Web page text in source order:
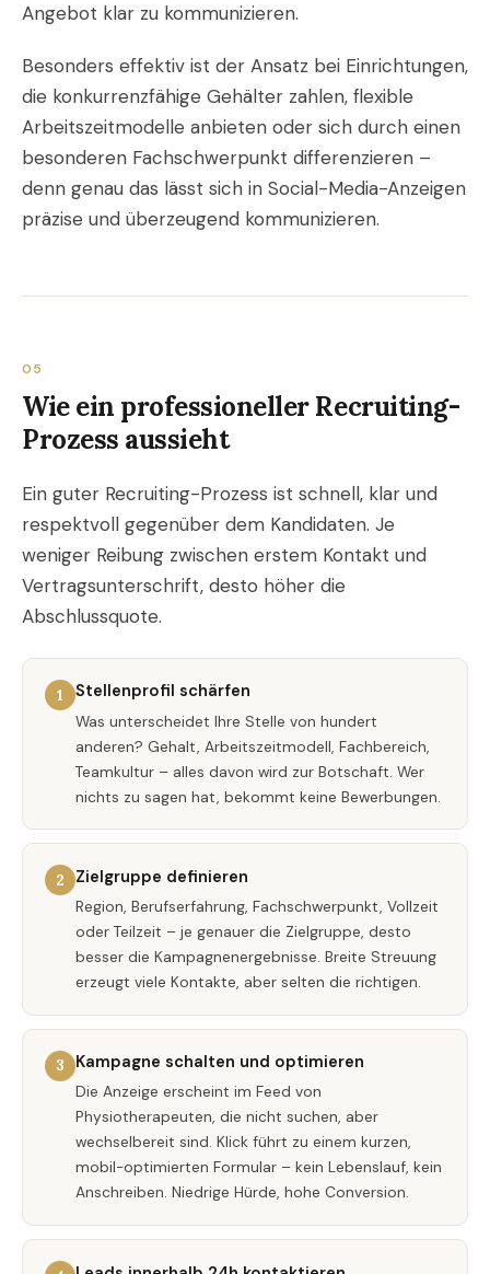
Angebot klar zu kommunizieren.
Besonders effektiv ist der Ansatz bei Einrichtungen,
die konkurrenzfähige Gehälter zahlen, flexible
Arbeitszeitmodelle anbieten oder sich durch einen
besonderen Fachschwerpunkt differenzieren –
denn genau das lässt sich in Social-Media-Anzeigen
präzise und überzeugend kommunizieren.
05
Wie ein professioneller Recruiting-
Prozess aussieht
Ein guter Recruiting-Prozess ist schnell, klar und
respektvoll gegenüber dem Kandidaten. Je
weniger Reibung zwischen erstem Kontakt und
Vertragsunterschrift, desto höher die
Abschlussquote.
1 Stellenprofil schärfen
Was unterscheidet Ihre Stelle von hundert
anderen? Gehalt, Arbeitszeitmodell, Fachbereich,
Teamkultur – alles davon wird zur Botschaft. Wer
nichts zu sagen hat, bekommt keine Bewerbungen.
2 Zielgruppe definieren
Region, Berufserfahrung, Fachschwerpunkt, Vollzeit
oder Teilzeit – je genauer die Zielgruppe, desto
besser die Kampagnenergebnisse. Breite Streuung
erzeugt viele Kontakte, aber selten die richtigen.
3 Kampagne schalten und optimieren
Die Anzeige erscheint im Feed von
Physiotherapeuten, die nicht suchen, aber
wechselbereit sind. Klick führt zu einem kurzen,
mobil-optimierten Formular – kein Lebenslauf, kein
Anschreiben. Niedrige Hürde, hohe Conversion.